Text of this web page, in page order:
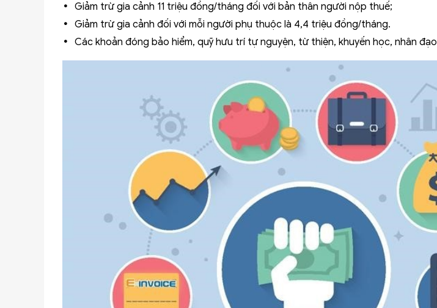
Giảm trừ gia cảnh 11 triệu đồng/tháng đối với bản thân người nộp thuế;
Giảm trừ gia cảnh đối với mỗi người phụ thuộc là 4,4 triệu đồng/tháng.
Các khoản đóng bảo hiểm, quỹ hưu trí tự nguyện, từ thiện, khuyến học, nhân